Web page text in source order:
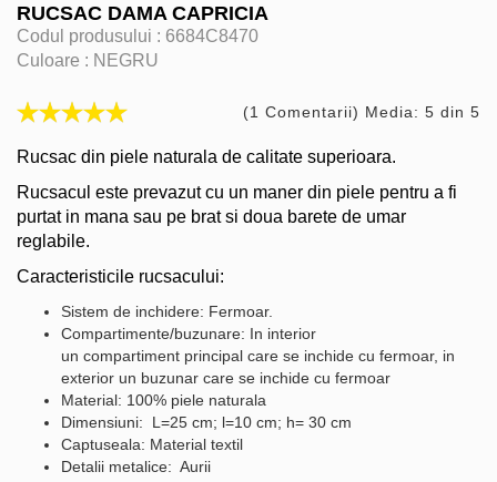
RUCSAC DAMA CAPRICIA
Codul produsului : 6684C8470
Culoare : NEGRU
(1 Comentarii) Media: 5 din 5
Rucsac din piele naturala de calitate superioara.
Rucsacul este prevazut cu un maner din piele pentru a fi
purtat in mana sau pe brat si doua barete de umar
reglabile.
Caracteristicile rucsacului:
Sistem de inchidere: Fermoar.
Compartimente/buzunare: In interior
un compartiment principal care se inchide cu fermoar, in
exterior un buzunar care se inchide cu fermoar
Material: 100% piele naturala
Dimensiuni: L=25 cm; l=10 cm; h= 30 cm
Captuseala: Material textil
Detalii metalice: Aurii